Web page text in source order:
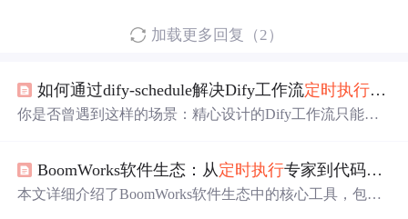
加载更多回复（2）
如何通过dify-schedule解决Dify工作流定时执行难题
你是否曾遇到这样的场景：精心设计的Dify工作流只能手
口？这些问题的核心在于Dify本身缺乏定时任务调度能
力，而手动操作不仅占用精力，还容易因人为疏忽导致任
BoomWorks软件生态：从定时执行专家到代码统计，打造高效开发工具箱
本文详细介绍了BoomWorks软件生态中的核心工具，包括